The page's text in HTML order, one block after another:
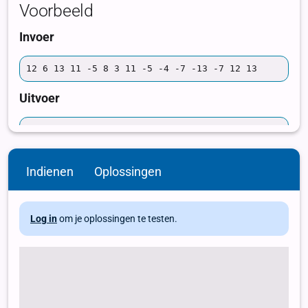
Indienen Oplossingen
Log in om je oplossingen te testen.